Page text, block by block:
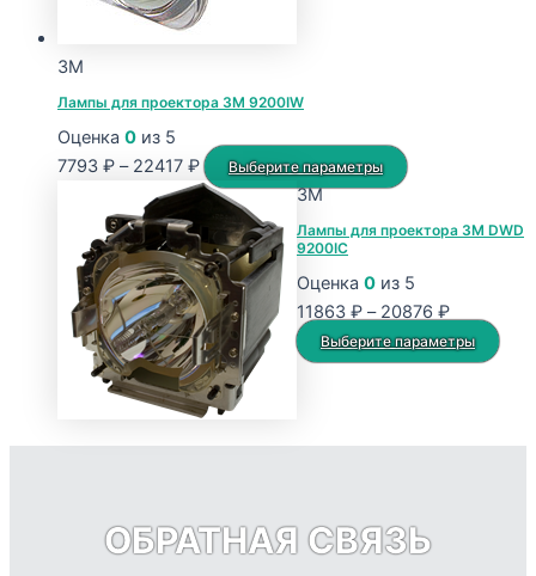
3M
Лампы для проектора 3M 9200IW
Оценка 0 из 5
7793 ₽ – 22417 ₽Диапазон
цен:
7793 ₽
–
22417 ₽
Выберите параметры
Этот
имеет
вариаций.
Опции
можно
выбрать
товара.
3M
Лампы для проектора 3M DWD
9200IC
Оценка 0 из 5
11863 ₽ – 20876 ₽Диапазон
цен:
11863 ₽
Выберите параметры
ОБРАТНАЯ СВЯЗЬ